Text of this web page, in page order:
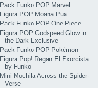
Pack Funko POP Marvel
Figura POP Moana Pua
Pack Funko POP One Piece
Figura POP Godspeed Glow in
the Dark Exclusive
Pack Funko POP Pokémon
Figura Pop! Regan El Exorcista
by Funko
Mini Mochila Across the Spider-
Verse